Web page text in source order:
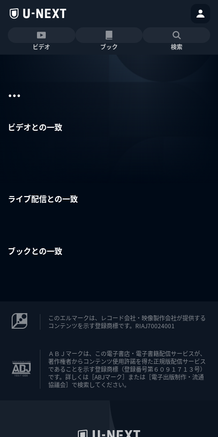
ビデオ ブック 検索
...
ビデオとの一致
ライブ配信との一致
ブックとの一致
このエルマークは、レコード会社・映像製作会社が提供する
コンテンツを示す登録商標です。RIAJ70024001
ＡＢＪマークは、この電子書店・電子書籍配信サービスが、
著作権者からコンテンツ使用許諾を得た正規版配信サービス
であることを示す登録商標（登録番号第６０９１７１３号）
です。詳しくは［ABJマーク］または［電子出版制作・流通
協議会］で検索してください。